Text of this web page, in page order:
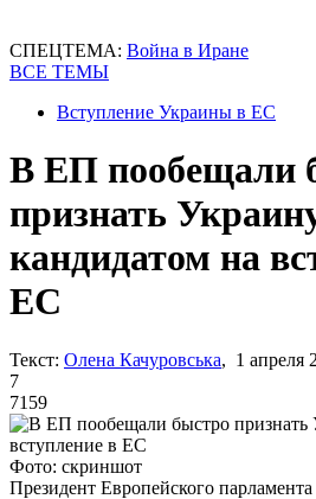
СПЕЦТЕМА: Война в Иране
ВСЕ ТЕМЫ
Вступление Украины в ЕС
В ЕП пообещали
признать
кандидатом на
ЕС
Текст: Олена Качуровська, 1 апреля
7
7159
Фото: скриншот
Президент Европейского